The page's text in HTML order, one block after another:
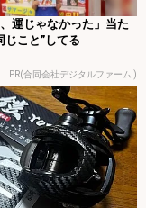
、運じゃなかった」当た
じこと”してる
PR(合同会社デジタルファーム )